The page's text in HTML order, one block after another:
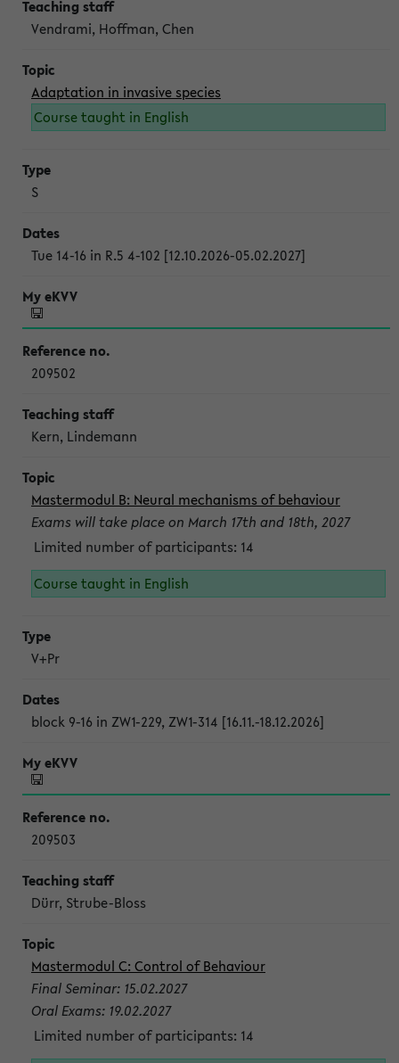
Vendrami, Hoffman, Chen
Adaptation in invasive species
Course taught in English
S
Tue 14-16 in R.5 4-102 [12.10.2026-05.02.2027]
209502
Kern, Lindemann
Mastermodul B: Neural mechanisms of behaviour
Exams will take place on March 17th and 18th, 2027
Limited number of participants: 14
Course taught in English
V+Pr
block 9-16 in ZW1-229, ZW1-314 [16.11.-18.12.2026]
209503
Dürr, Strube-Bloss
Mastermodul C: Control of Behaviour
Final Seminar: 15.02.2027
Oral Exams: 19.02.2027
Limited number of participants: 14